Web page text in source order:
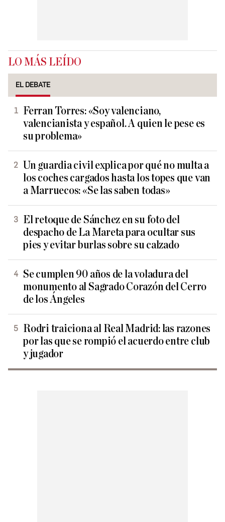
LO MÁS LEÍDO
EL DEBATE
Ferran Torres: «Soy valenciano,
valencianista y español. A quien le pese es
su problema»
Un guardia civil explica por qué no multa a
los coches cargados hasta los topes que van
a Marruecos: «Se las saben todas»
El retoque de Sánchez en su foto del
despacho de La Mareta para ocultar sus
pies y evitar burlas sobre su calzado
Se cumplen 90 años de la voladura del
monumento al Sagrado Corazón del Cerro
de los Ángeles
Rodri traiciona al Real Madrid: las razones
por las que se rompió el acuerdo entre club
y jugador